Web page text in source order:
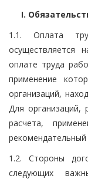
I.
1.1. Оплата
осуществляется
оплате труда
применение
организаций,
Для организаций,
расчета,
рекомендательный
1.2. Стороны
следующих